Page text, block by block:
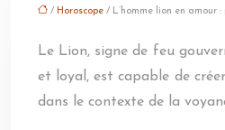
/ Horoscope / L’homme lion en amour
Le Lion, signe de feu
et loyal, est capable de
dans le contexte de la